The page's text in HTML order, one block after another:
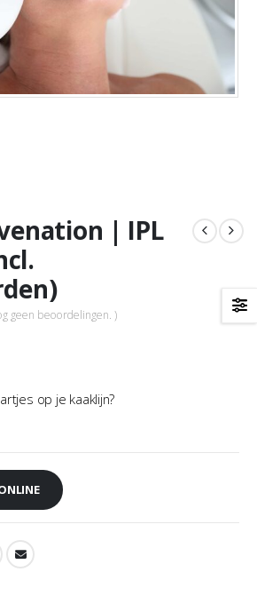
| IPL
geen beoordelingen. )
op je kaaklijn?